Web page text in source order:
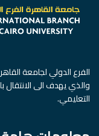
الفرع الدولي لجامعة
والذي يهدف الى الانتقال
التعليمي.